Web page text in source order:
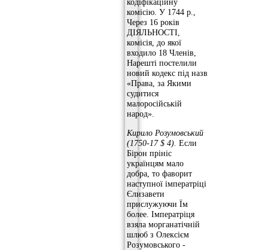
кодіфікаційну
комісію. У 1744 р.,
Через 16 років
ДІЯЛЬНОСТІ,
комісія, до якої
входило 18 Членів,
Нарешті постелили
новий кодекс під назв
«Права, за Якими
судитися
малоросійській
народ».
Кирило Розумовський
(1750-17 $ 4). Если
Бірон прініс
українцям мало
добра, то фаворит
наступної імператріці
Єлизавети
прислужуючи Їм
более. Імператріця
взяла морганатічній
шлюб з Олексієм
Розумовського -